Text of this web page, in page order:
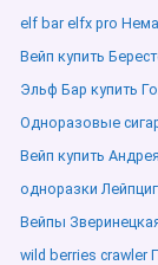
elf bar elfx pro
Вейп купить
Эльф Бар купить
Одноразовые
Вейп купить
одноразки
Вейпы
wild berries crawler